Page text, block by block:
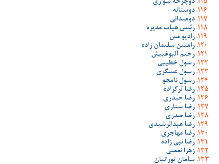
دوچرخه سواری
دوستانه
دومیدانی
رئیس هیات مدیره
رادیو مس
رامتین سلیمان زاده
رحیم آلبوغبیش
رسول خطیبی
رسول عسگری
رسول نامجو
رضا ترکزاده
رضا حیدری
رضا ستاری
رضا صدری
رضا عبدالرشیدی
رضا مهاجری
رضا نبی زاده
زهرا نعمتی
سامان تورانیان